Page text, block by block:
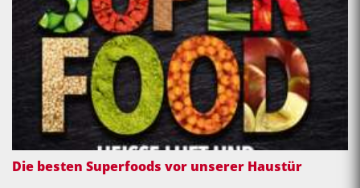
Die besten Superfoods vor unserer Haustür